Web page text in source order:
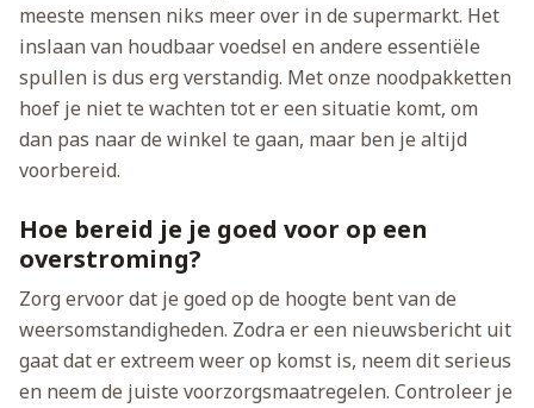
meeste mensen niks meer over in de supermarkt. Het
inslaan van houdbaar voedsel en andere essentiële
spullen is dus erg verstandig. Met onze noodpakketten
hoef je niet te wachten tot er een situatie komt, om
dan pas naar de winkel te gaan, maar ben je altijd
voorbereid.
Hoe bereid je je goed voor op een
overstroming?
Zorg ervoor dat je goed op de hoogte bent van de
weersomstandigheden. Zodra er een nieuwsbericht uit
gaat dat er extreem weer op komst is, neem dit serieus
en neem de juiste voorzorgsmaatregelen. Controleer je